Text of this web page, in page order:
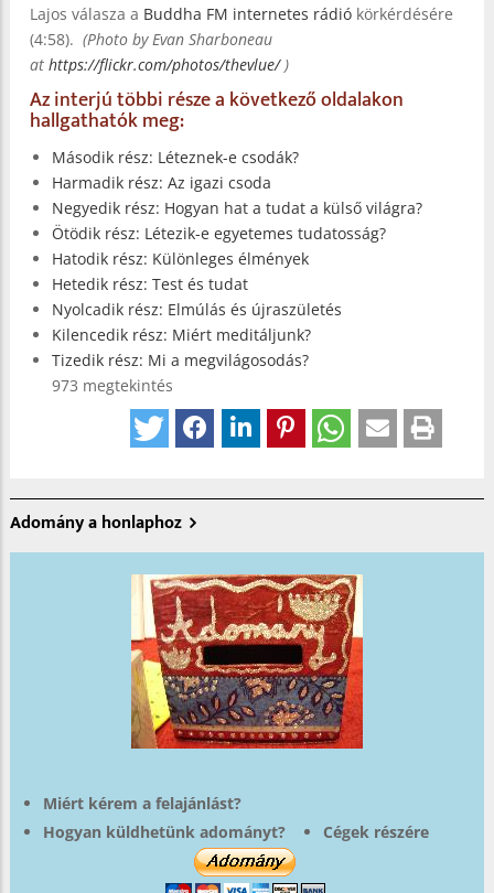
Lajos válasza a Buddha FM internetes rádió körkérdésére
(4:58). (Photo by Evan Sharboneau
at https://flickr.com/photos/thevlue/)
Az interjú többi része a következő oldalakon
hallgathatók meg:
Második rész: Léteznek-e csodák?
Harmadik rész: Az igazi csoda
Negyedik rész: Hogyan hat a tudat a külső világra?
Ötödik rész: Létezik-e egyetemes tudatosság?
Hatodik rész: Különleges élmények
Hetedik rész: Test és tudat
Nyolcadik rész: Elmúlás és újraszületés
Kilencedik rész: Miért meditáljunk?
Tizedik rész: Mi a megvilágosodás?
973 megtekintés
Adomány a honlaphoz
Miért kérem a felajánlást?
Hogyan küldhetünk adományt?
Cégek részére